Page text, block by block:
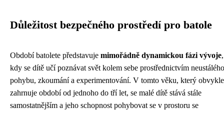
Důležitost bezpečného prostředí pro batole
Období batolete představuje mimořádně dynamickou fázi vývoje,
kdy se dítě učí poznávat svět kolem sebe prostřednictvím neustálého
pohybu, zkoumání a experimentování. V tomto věku, který obvykle
zahrnuje období od jednoho do tří let, se malé dítě stává stále
samostatnějším a jeho schopnost pohybovat se v prostoru se